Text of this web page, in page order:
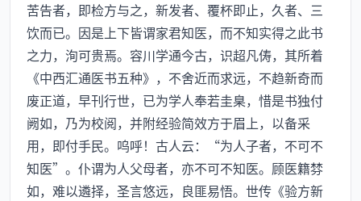
苦告者，即检方与之，新发者、覆杯即止，久者、三
饮而已。因是上下皆谓家君知医，而不知实得之此书
之力，洵可贵焉。容川学通今古，识超凡俦，其所着
《中西汇通医书五种》，不舍近而求远，不趋新奇而
废正道，早刊行世，已为学人奉若圭臬，惜是书独付
阙如，乃为校阅，并附经验简效方于眉上，以备采
用，即付手民。呜呼！古人云：“为人子者，不可不
知医”。仆谓为人父母者，亦不可不知医。顾医籍棼
如，难以遴择，圣言悠远，良匪易悟。世传《验方新